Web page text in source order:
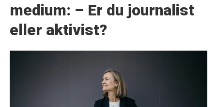
medium: – Er du journalist
eller aktivist?